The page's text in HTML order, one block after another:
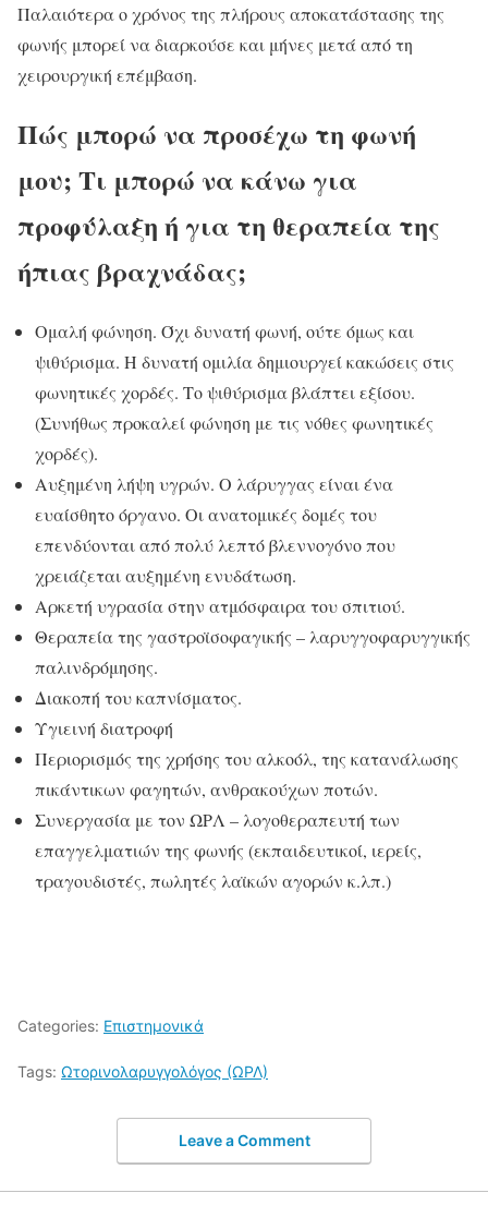
Παλαιότερα ο χρόνος της πλήρους αποκατάστασης της
φωνής μπορεί να διαρκούσε και μήνες μετά από τη
χειρουργική επέμβαση.
Πώς μπορώ να προσέχω τη φωνή
μου; Τι μπορώ να κάνω για
προφύλαξη ή για τη θεραπεία της
ήπιας βραχνάδας;
Ομαλή φώνηση. Όχι δυνατή φωνή, ούτε όμως και
ψιθύρισμα. Η δυνατή ομιλία δημιουργεί κακώσεις στις
φωνητικές χορδές. Το ψιθύρισμα βλάπτει εξίσου.
(Συνήθως προκαλεί φώνηση με τις νόθες φωνητικές
χορδές).
Αυξημένη λήψη υγρών. Ο λάρυγγας είναι ένα
ευαίσθητο όργανο. Οι ανατομικές δομές του
επενδύονται από πολύ λεπτό βλεννογόνο που
χρειάζεται αυξημένη ενυδάτωση.
Αρκετή υγρασία στην ατμόσφαιρα του σπιτιού.
Θεραπεία της γαστροϊσοφαγικής – λαρυγγοφαρυγγικής
παλινδρόμησης.
Διακοπή του καπνίσματος.
Υγιεινή διατροφή
Περιορισμός της χρήσης του αλκοόλ, της κατανάλωσης
πικάντικων φαγητών, ανθρακούχων ποτών.
Συνεργασία με τον ΩΡΛ – λογοθεραπευτή των
επαγγελματιών της φωνής (εκπαιδευτικοί, ιερείς,
τραγουδιστές, πωλητές λαϊκών αγορών κ.λπ.)
Categories: Επιστημονικά
Tags: Ωτορινολαρυγγολόγος (ΩΡΛ)
Leave a Comment